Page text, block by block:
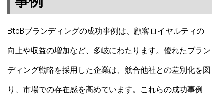
BtoBブランディングの成功事例は、顧客ロイヤルティの
向上や収益の増加など、多岐にわたります。優れたブラン
ディング戦略を採用した企業は、競合他社との差別化を図
り、市場での存在感を高めています。これらの成功事例